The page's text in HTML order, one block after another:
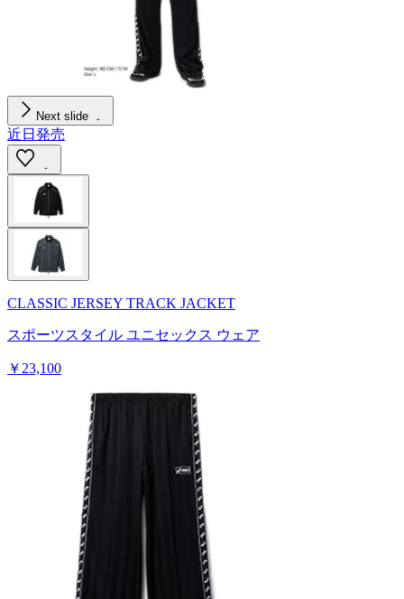
Next slide
近日発売
CLASSIC JERSEY TRACK JACKET
スポーツスタイル ユニセックス ウェア
￥23,100